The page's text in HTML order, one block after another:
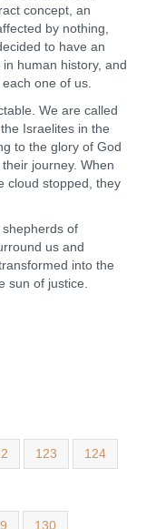
concept, an
by nothing,
to have an
human history, and
one of us.
We are called
Israelites in the
to the glory of God
journey. When
cloud stopped, they
of
us and
into the
sun of justice.
123 124
130